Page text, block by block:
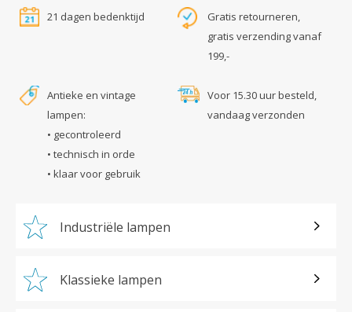
21 dagen bedenktijd
Gratis retourneren,
gratis verzending vanaf
199,-
Antieke en vintage
lampen:
• gecontroleerd
• technisch in orde
• klaar voor gebruik
Voor 15.30 uur besteld,
vandaag verzonden
Industriële lampen
Klassieke lampen